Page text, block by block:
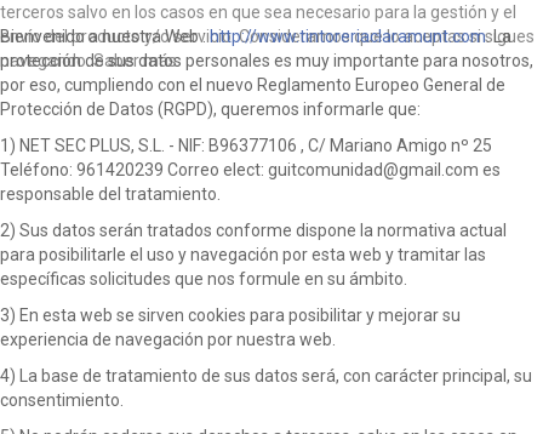
terceros salvo en los casos en que sea necesario para la gestión y el
envío del producto y/o servicio. Consideramos que lo aceptas si sigues
navegando.Saber más
ACEPTO
Bienvenido a nuestra Web :http://www.tintoreriaclaramunt.com. La
protección de sus datos personales es muy importante para nosotros,
por eso, cumpliendo con el nuevo Reglamento Europeo General de
Protección de Datos (RGPD), queremos informarle que:
1) NET SEC PLUS, S.L. - NIF: B96377106 , C/ Mariano Amigo nº 25
Teléfono: 961420239 Correo elect: guitcomunidad@gmail.com es
responsable del tratamiento.
2) Sus datos serán tratados conforme dispone la normativa actual
para posibilitarle el uso y navegación por esta web y tramitar las
específicas solicitudes que nos formule en su ámbito.
3) En esta web se sirven cookies para posibilitar y mejorar su
experiencia de navegación por nuestra web.
4) La base de tratamiento de sus datos será, con carácter principal, su
consentimiento.